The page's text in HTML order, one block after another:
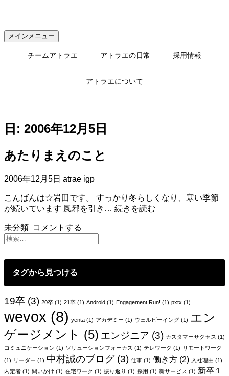
テ
ン
メインメニュー
チームアトラエ アトラエの日常 採用情報
アトラエについて
日: 2006年12月5日
あたりまえのこと
2006年12月5日 atrae igp
こんばんは☆岩田です。 すっかり冬らしくなり、寒い季節
が続いています 風邪を引き… 続きを読む
の
未分類 コメントする
タグから見つける
19卒 (3) 20卒 (1) 21卒 (1) Android (1) Engagement Run! (1) pxtx (1)
wevox (8) yenta (1) アカデミー (1) ウェルビーイング (1) エン
ゲージメント (5) エンジニア (3) カスタマーサクセス (1)
コミュニケーション (1) ソリューションフォーカス (1) テレワーク (1) リモートワーク
(1) リーダー (1) 中村誠のブログ(3) 仕事 (1) 働き方 (2) 入社理由 (1)
内定者 (1) 問いかけ (1) 在宅ワーク (1) 振り返り (1) 採用 (1) 新サービス (1) 新卒１